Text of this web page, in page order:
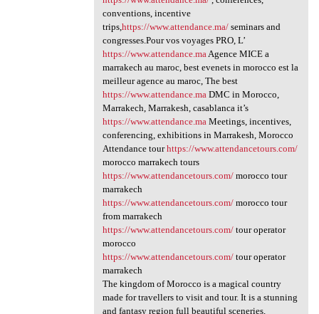
conventions, incentive
trips, https://www.attendance.ma/seminars and
congresses.Pour vos voyages PRO, L’
https://www.attendance.ma Agence MICE a
marrakech au maroc, best evenets in morocco est la
meilleur agence au maroc, The best
https://www.attendance.ma DMC in Morocco,
Marrakech, Marrakesh, casablanca it’s
https://www.attendance.ma Meetings, incentives,
conferencing, exhibitions in Marrakesh, Morocco
Attendance tourhttps://www.attendancetours.com/
morocco marrakech tours
https://www.attendancetours.com/morocco tour
marrakech
https://www.attendancetours.com/morocco tour
from marrakech
https://www.attendancetours.com/tour operator
morocco
https://www.attendancetours.com/tour operator
marrakech
The kingdom of Morocco is a magical country
made for travellers to visit and tour. It is a stunning
and fantasy region full beautiful sceneries,